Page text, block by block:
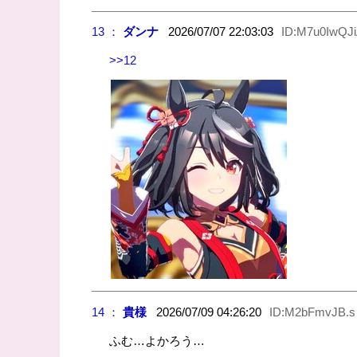
13 ： ダンナ2026/07/07 22:03:03
>>12
14 ： 貴様2026/07/09 04:26:20 ID:M2bFmvJB.s
ふむ…よかろう…